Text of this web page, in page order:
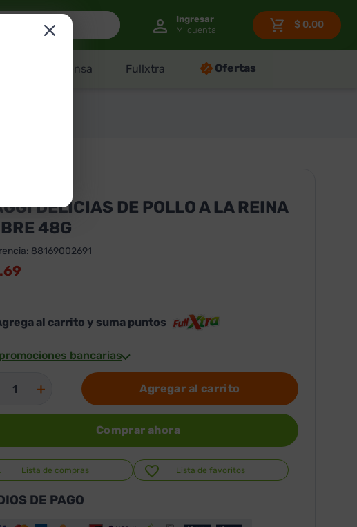
$ 0.00
Despensa Fullxtra Ofertas
DELICIAS DE POLLO A LA REINA
48G
: 88169002691
al carrito y suma puntos
bancarias
＋ Agregar al carrito
Comprar ahora
Lista de compras Lista de favoritos
DE PAGO